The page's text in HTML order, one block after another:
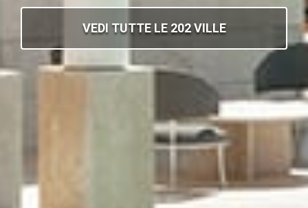
VEDI TUTTE LE 202 VILLE